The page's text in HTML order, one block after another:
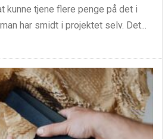
kunne tjene flere penge på det i
har smidt i projektet selv. Det...